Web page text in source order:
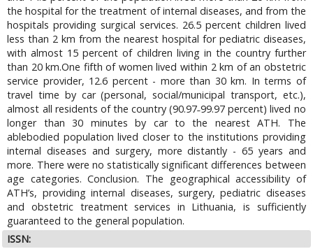
the hospital for the treatment of internal diseases, and from the
hospitals providing surgical services. 26.5 percent children lived
less than 2 km from the nearest hospital for pediatric diseases,
with almost 15 percent of children living in the country further
than 20 km.One fifth of women lived within 2 km of an obstetric
service provider, 12.6 percent - more than 30 km. In terms of
travel time by car (personal, social/municipal transport, etc.),
almost all residents of the country (90.97˗99.97 percent) lived no
longer than 30 minutes by car to the nearest ATH. The
ablebodied population lived closer to the institutions providing
internal diseases and surgery, more distantly - 65 years and
more. There were no statistically significant differences between
age categories. Conclusion. The geographical accessibility of
ATH’s, providing internal diseases, surgery, pediatric diseases
and obstetric treatment services in Lithuania, is sufficiently
guaranteed to the general population.
ISSN: